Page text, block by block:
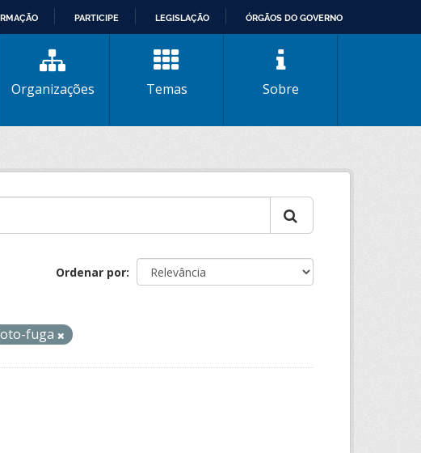
PARTICIPE LEGISLAÇÃO ÓRGÃOS DO GOVERNO
Organizações Temas Sobre
Ordenar por
fuga